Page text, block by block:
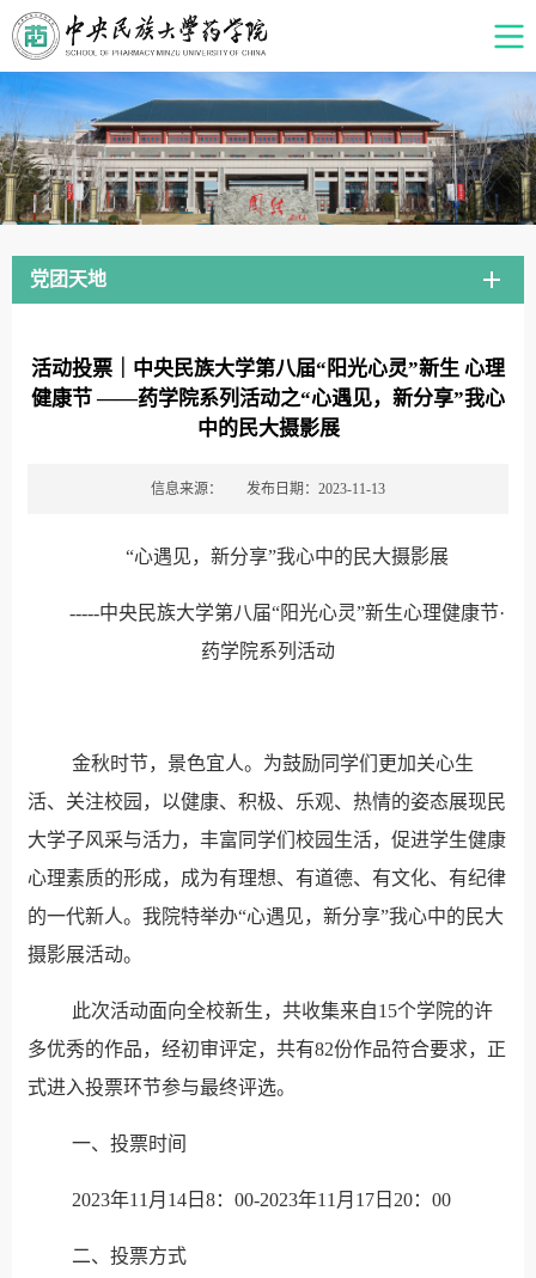
党团天地
活动投票｜中央民族大学第八届“阳光心灵”新生 心理
健康节 ——药学院系列活动之“心遇见，新分享”我心
中的民大摄影展
信息来源： 发布日期：2023-11-13
“心遇见，新分享”我心中的民大摄影展
-----中央民族大学第八届“阳光心灵”新生心理健康节·
药学院系列活动
金秋时节，景色宜人。为鼓励同学们更加关心生
活、关注校园，以健康、积极、乐观、热情的姿态展现民
大学子风采与活力，丰富同学们校园生活，促进学生健康
心理素质的形成，成为有理想、有道德、有文化、有纪律
的一代新人。我院特举办“心遇见，新分享”我心中的民大
摄影展活动。
此次活动面向全校新生，共收集来自15个学院的许
多优秀的作品，经初审评定，共有82份作品符合要求，正
式进入投票环节参与最终评选。
一、投票时间
2023年11月14日8：00-2023年11月17日20：00
二、投票方式